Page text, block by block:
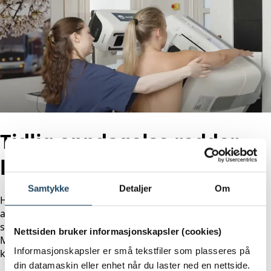
Samtykke Detaljer Om
Nettsiden bruker informasjonskapsler (cookies)
Informasjonskapsler er små tekstfiler som plasseres på
din datamaskin eller enhet når du laster ned en nettside.
Tidlig oppdagelse redder
liv!
Hos Evidia tilbyr vi nå mammografikontroller for kvinner i
aldersgruppene 45 - 50 år og 69 - 74 år. Dette er et
supplement til det offentlige
Mammografiscreeningprogrammet, som kun er for
kvinner mellom 50 og 69 år.